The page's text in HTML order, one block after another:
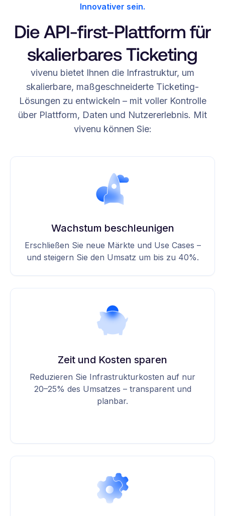
Innovativer sein.
Die API-first-Plattform für
skalierbares Ticketing
vivenu bietet Ihnen die Infrastruktur, um
skalierbare, maßgeschneiderte Ticketing-
Lösungen zu entwickeln – mit voller Kontrolle
über Plattform, Daten und Nutzererlebnis. Mit
vivenu können Sie:
Wachstum beschleunigen
Erschließen Sie neue Märkte und Use Cases –
und steigern Sie den Umsatz um bis zu 40%.
Zeit und Kosten sparen
Reduzieren Sie Infrastrukturkosten auf nur
20–25% des Umsatzes – transparent und
planbar.